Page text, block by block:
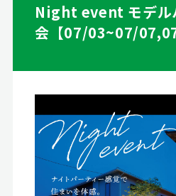
Night event モデル
会【07/03~07/